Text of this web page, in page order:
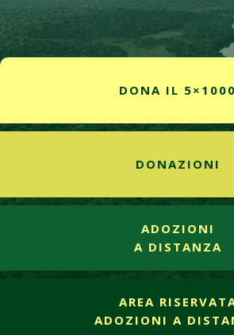
DONA IL 5×1000
DONAZIONI
ADOZIONI
A DISTANZA
AREA
ADOZIONI A